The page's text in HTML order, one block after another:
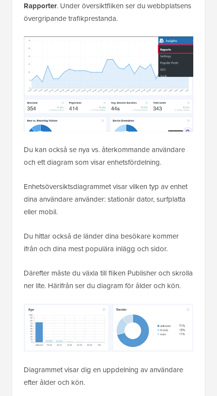
Rapporter. Under översiktfliken ser du webbplatsens
övergripande trafikprestanda.
Du kan också se nya vs. återkommande användare
och ett diagram som visar enhetsfördelning.
Enhetsöversiktsdiagrammet visar vilken typ av enhet
dina användare använder: stationär dator, surfplatta
eller mobil.
Du hittar också de länder dina besökare kommer
ifrån och dina mest populära inlägg och sidor.
Därefter måste du växla till fliken Publisher och skrolla
ner lite. Härifrån ser du diagram för ålder och kön.
Diagrammet visar dig en uppdelning av användare
efter ålder och kön.